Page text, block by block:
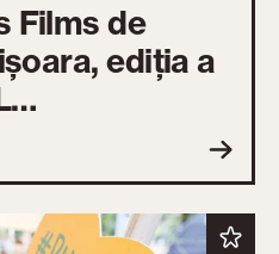
Films de
ediția a
CASTING -
ACTORIE